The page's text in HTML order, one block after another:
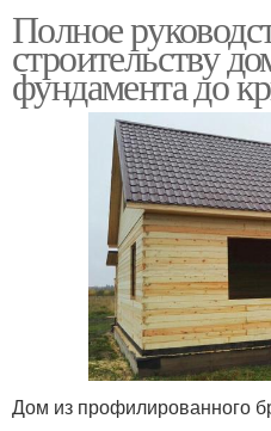
Полное
строительству
фундамента до
Дом из профилированного